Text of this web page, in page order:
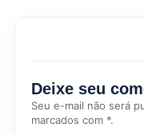
Deixe seu
Seu e-mail não será
marcados com *.